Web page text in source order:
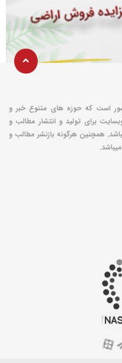
است که حوزه های متنوع خبر و
برای تولید و انتشار مطالب و
همچنین هرگونه بازنشر مطالب و
A